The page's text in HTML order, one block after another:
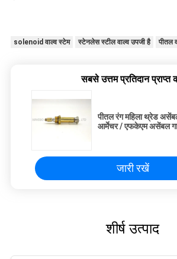
solenoid वाल्व स्टेम स्टेनलेस स्टील वाल्व उपजी है पीतल
सबसे उत्तम प्रतिदान प्राप्त
पीतल रंग महिला थ्रेड
आर्मेचर / एफकेएम असेंबल
जारी रखें
शीर्ष उत्पाद